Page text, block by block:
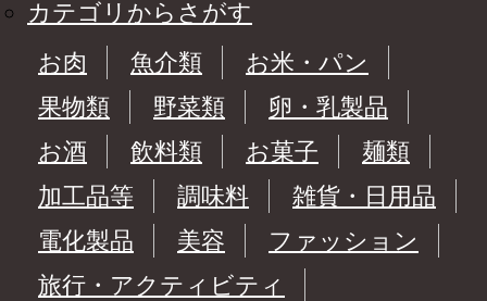
カテゴリからさがす
お肉
魚介類
お米・パン
果物類
野菜類
卵・乳製品
お酒
飲料類 お菓子
麺類
加工品等
調味料
雑貨・日用品
電化製品
美容
ファッション
旅行・アクティビティ